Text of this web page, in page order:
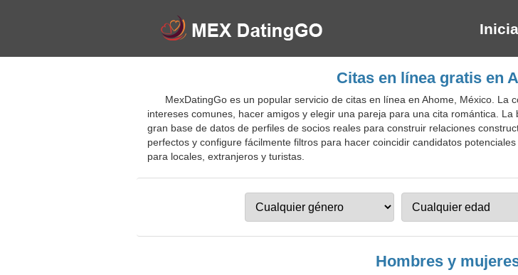
Citas en línea gratis en
MexDatingGo es un popular servicio de citas en línea en Ahome, México.
intereses comunes, hacer amigos y elegir una pareja para una cita romántica.
gran base de datos de perfiles de socios reales para construir relaciones
perfectos y configure fácilmente filtros para hacer coincidir candidatos
para locales, extranjeros y turistas.
Hombres y